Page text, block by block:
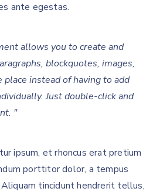
ante egestas.
allows you to create and
blockquotes, images,
place instead of having to add
Just double-click and
"
ipsum, et rhoncus erat pretium
porttitor dolor, a tempus
tincidunt hendrerit tellus,